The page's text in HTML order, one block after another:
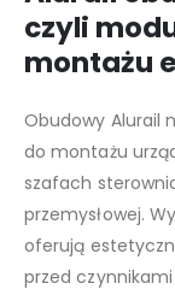
czyli
montażu
Obudowy Alurail
do montażu
szafach
przemysłowej.
oferują
przed